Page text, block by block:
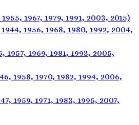
1967, 1979, 1991, 2003, 2015)
1956, 1968, 1980, 1992, 2004,
1957, 1969, 1981, 1993, 2005,
1958, 1970, 1982, 1994, 2006,
1959, 1971, 1983, 1995, 2007,